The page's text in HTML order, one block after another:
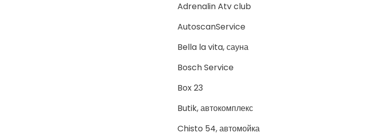
Adrenalin Atv club
AutoscanService
Bella la vita, сауна
Bosch Service
Box 23
Butik, автокомплекс
Chisto 54, автомойка